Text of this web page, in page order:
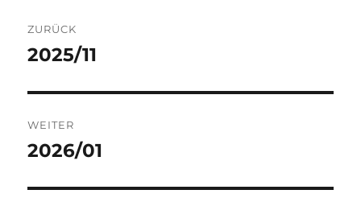
ZURÜCK
Vorheriger
2025/11
WEITER
Nächster
2026/01